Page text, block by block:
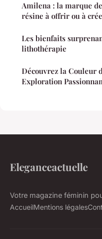
Amilena : la marque
résine à offrir ou à
Les bienfaits
lithothérapie
Découvrez la Couleur
Exploration
Eleganceactuelle
Votre magazine féminin
AccueilMentions légales